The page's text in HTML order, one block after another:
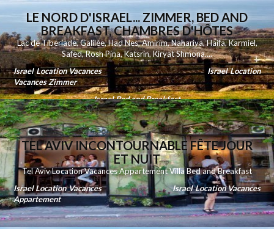
LE NORD D'ISRAEL... ZIMMER, BED AND
BREAKFAST, CHAMBRES D'HÔTES
Lac de Tiberiade,Galilée,Had Nes,Amirim,Nahariya,Haifa,Karmiel,
Safed,Rosh Pina,Katsrin,Kiryat Shmona....
Israel Location Vacances
Israel Location
Vacances Zimmer
Israel Bed and Breakfast
TEL AVIV INCONTOURNABLE FÊTE JOUR
ET NUIT
Tel Aviv Location Vacances Appartement Villa Bed and Breakfast
Israel Location Vacances
Israel Location Vacances
Appartement